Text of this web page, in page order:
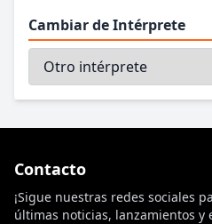
Cambiar de Intérprete
Contacto
¡Sigue nuestras redes sociales
últimas noticias, lanzamientos y